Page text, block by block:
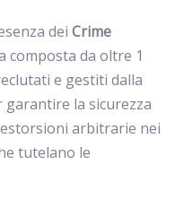
dei Crime
composta da oltre 1
e gestiti dalla
la sicurezza
arbitrarie nei
tutelano le